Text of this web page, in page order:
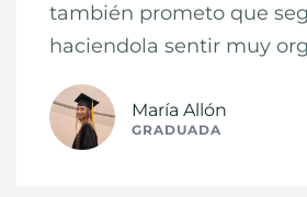
también prometo que
haciendola sentir muy
María Allón
GRADUADA